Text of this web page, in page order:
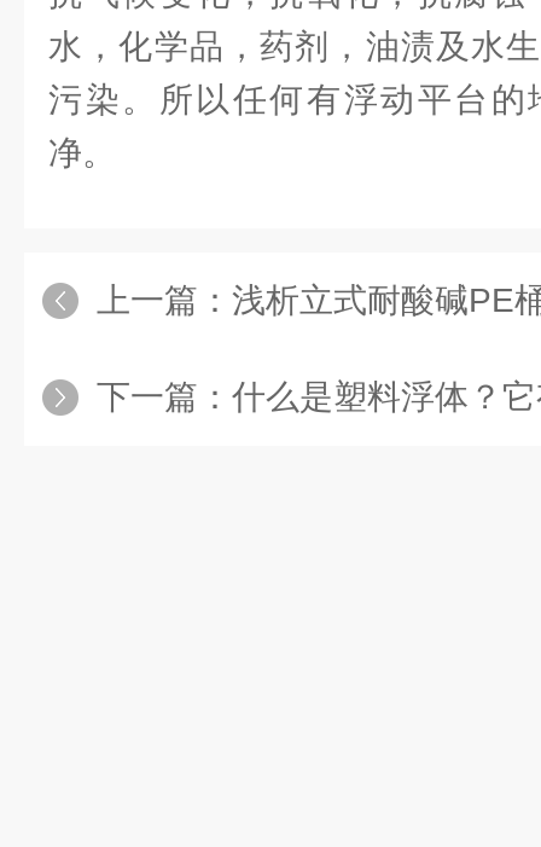
水，化学品，药剂，油渍及水
污染。所以任何有浮动平台的
净。
上一篇： 浅析立式耐酸碱PE
下一篇： 什么是塑料浮体？